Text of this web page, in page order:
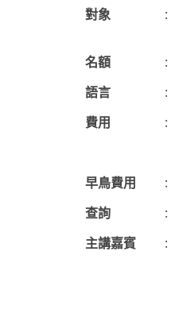
對象 :
名額 :
語言
:
費用 :
早鳥費用
:
查詢
:
主講嘉賓 :